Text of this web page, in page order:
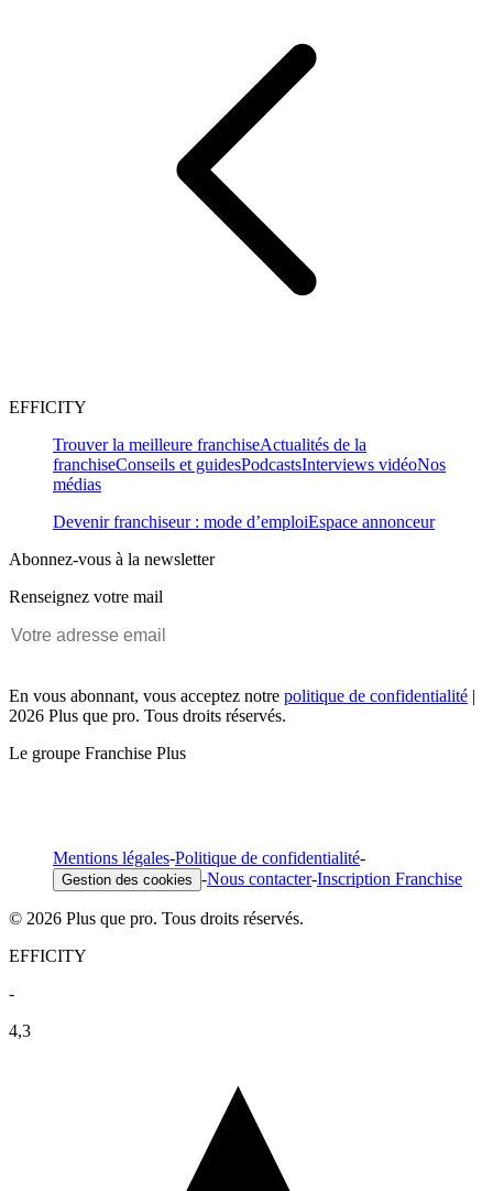
EFFICITY
Trouver la meilleure franchiseActualités de la
franchiseConseils et guidesPodcastsInterviews vidéoNos
médias
Devenir franchiseur : mode d’emploiEspace annonceur
Abonnez-vous à la newsletter
Renseignez votre mail
En vous abonnant, vous acceptez notre politique de confidentialité |
2026 Plus que pro. Tous droits réservés.
Le groupe Franchise Plus
Mentions légales-Politique de confidentialité-
Gestion des cookies -Nous contacter-Inscription Franchise
© 2026 Plus que pro. Tous droits réservés.
EFFICITY
-
4,3